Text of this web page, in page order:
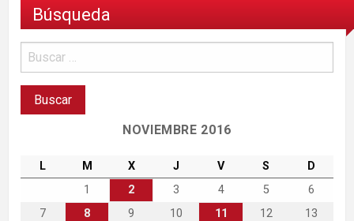
Búsqueda
NOVIEMBRE 2016
L M X J V S
D
1
2 3 4 5
6
7
8 9 10 11 12
13